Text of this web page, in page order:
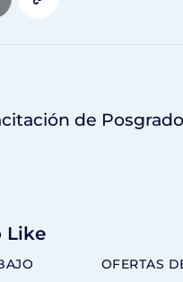
de Posgrado
Like
OFERTAS